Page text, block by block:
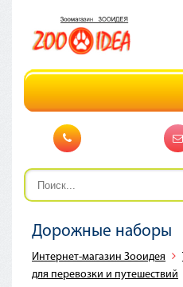
Дорожные наборы
Интернет-магазин Зооидея
для перевозки и путешествий